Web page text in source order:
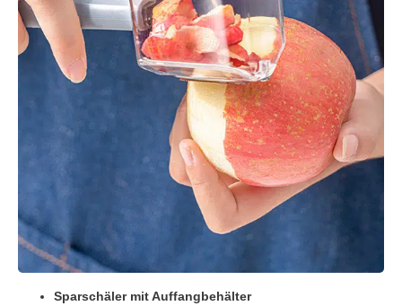
Sparschäler mit Auffangbehälter